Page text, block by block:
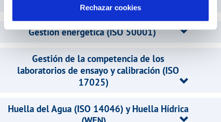
Rechazar cookies
Gestión energética (ISO 50001)
Gestión de la competencia de los
laboratorios de ensayo y calibración (ISO
17025)
Huella del Agua (ISO 14046) y Huella Hídrica